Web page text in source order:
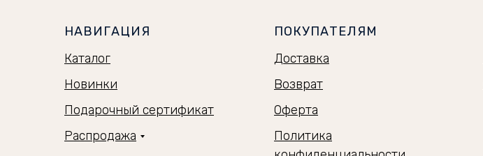
НАВИГАЦИЯ
Каталог
Новинки
Подарочный сертификат
Распродажа
ПОКУПАТЕЛЯМ
Доставка
Возврат
Оферта
Политика